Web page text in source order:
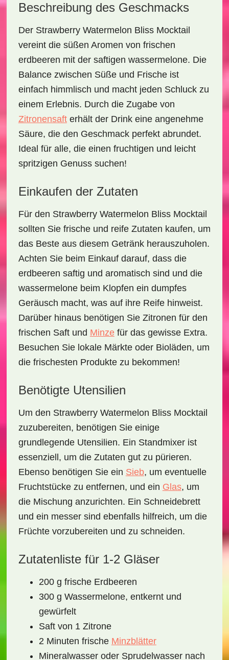
Beschreibung des Geschmacks
Der Strawberry Watermelon Bliss Mocktail
vereint die süßen Aromen von frischen
erdbeeren mit der saftigen wassermelone. Die
Balance zwischen Süße und Frische ist
einfach himmlisch und macht jeden Schluck zu
einem Erlebnis. Durch die Zugabe von
Zitronensafterhält der Drink eine angenehme
Säure, die den Geschmack perfekt abrundet.
Ideal für alle, die einen fruchtigen und leicht
spritzigen Genuss suchen!
Einkaufen der Zutaten
Für den Strawberry Watermelon Bliss Mocktail
sollten Sie frische und reife Zutaten kaufen, um
das Beste aus diesem Getränk herauszuholen.
Achten Sie beim Einkauf darauf, dass die
erdbeeren saftig und aromatisch sind und die
wassermelonebeim Klopfen ein dumpfes
Geräusch macht, was auf ihre Reife hinweist.
Darüber hinaus benötigen Sie Zitronen für den
frischen Saft und Minzefür das gewisse Extra.
Besuchen Sie lokale Märkte oder Bioläden, um
die frischesten Produkte zu bekommen!
Benötigte Utensilien
Um den Strawberry Watermelon Bliss Mocktail
zuzubereiten, benötigen Sie einige
grundlegende Utensilien. Ein Standmixerist
essenziell, um die Zutaten gut zu pürieren.
Ebenso benötigen Sie ein Sieb, um eventuelle
Fruchtstücke zu entfernen, und ein Glas, um
die Mischung anzurichten. Ein Schneidebrett
und ein messersind ebenfalls hilfreich, um die
Früchte vorzubereiten und zu schneiden.
Zutatenliste für 1-2 Gläser
200 g frische Erdbeeren
300 g Wassermelone, entkernt und
gewürfelt
Saft von 1 Zitrone
2 Minuten frische Minzblätter
Mineralwasser oder Sprudelwasser nach